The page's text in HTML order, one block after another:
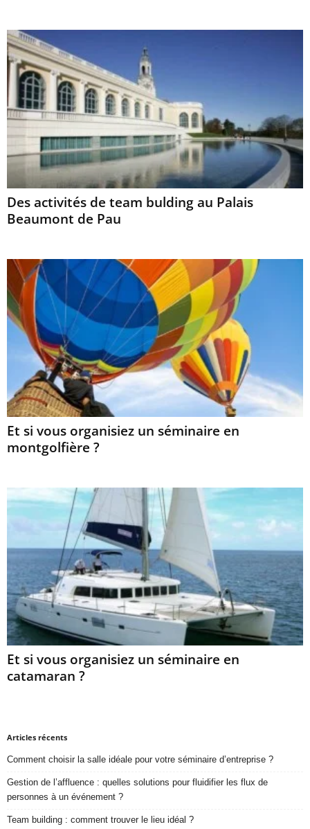
Des activités de team bulding au Palais
Beaumont de Pau
Et si vous organisiez un séminaire en
montgolfière ?
Et si vous organisiez un séminaire en
catamaran ?
Articles récents
Comment choisir la salle idéale pour votre séminaire d’entreprise ?
Gestion de l’affluence : quelles solutions pour fluidifier les flux de
personnes à un événement ?
Team building : comment trouver le lieu idéal ?